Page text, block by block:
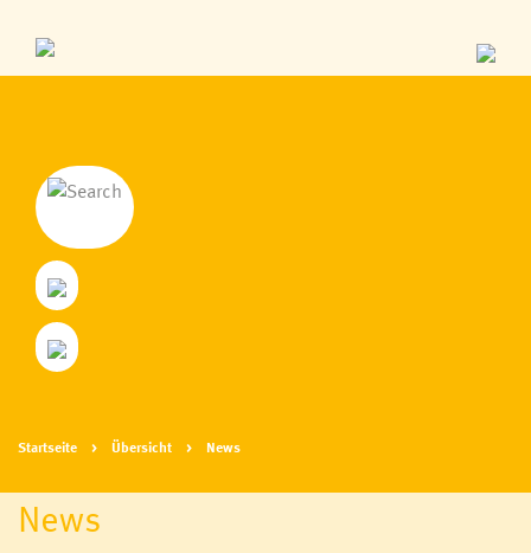
Startseite Übersicht News
News